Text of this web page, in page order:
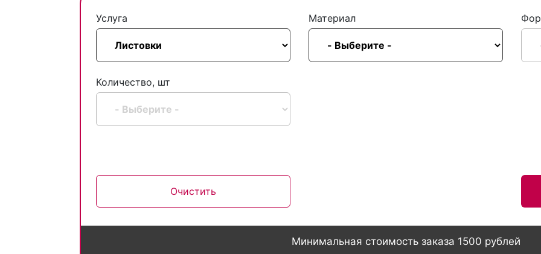
Услуга Материал
Количество, шт
Очистить
Минимальная стоимость заказа 1500 рублей